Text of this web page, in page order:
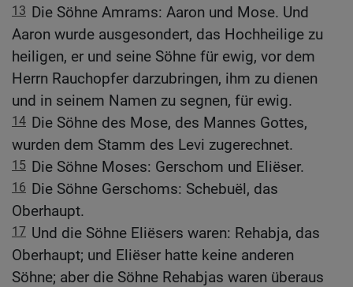
13 Die Söhne Amrams: Aaron und Mose. Und
Aaron wurde ausgesondert, das Hochheilige zu
heiligen, er und seine Söhne für ewig, vor dem
Herrn Rauchopfer darzubringen, ihm zu dienen
und in seinem Namen zu segnen, für ewig.
14 Die Söhne des Mose, des Mannes Gottes,
wurden dem Stamm des Levi zugerechnet.
15 Die Söhne Moses: Gerschom und Eliëser.
16 Die Söhne Gerschoms: Schebuël, das
Oberhaupt.
17 Und die Söhne Eliësers waren: Rehabja, das
Oberhaupt; und Eliëser hatte keine anderen
Söhne; aber die Söhne Rehabjas waren überaus